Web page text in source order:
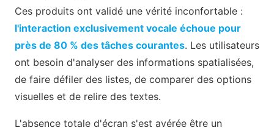
Ces produits ont validé une vérité inconfortable :
l'interaction exclusivement vocale échoue pour
près de 80 % des tâches courantes. Les utilisateurs
ont besoin d'analyser des informations spatialisées,
de faire défiler des listes, de comparer des options
visuelles et de relire des textes.
L'absence totale d'écran s'est avérée être un